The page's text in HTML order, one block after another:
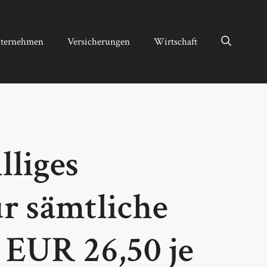
Versicherungen Wirtschaft
sämtliche
26,50 je